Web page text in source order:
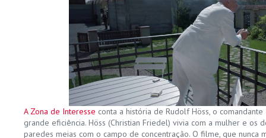
A Zona de Interesse conta a história de Rudolf Höss, o
grande eficiência. Höss (Christian Friedel) vivia com a mulher e os
paredes meias com o campo de concentração. O filme, que nunca